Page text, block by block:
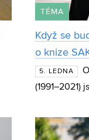
TÉMA
Když se
o knize
5. LEDNA
(1991–2021)